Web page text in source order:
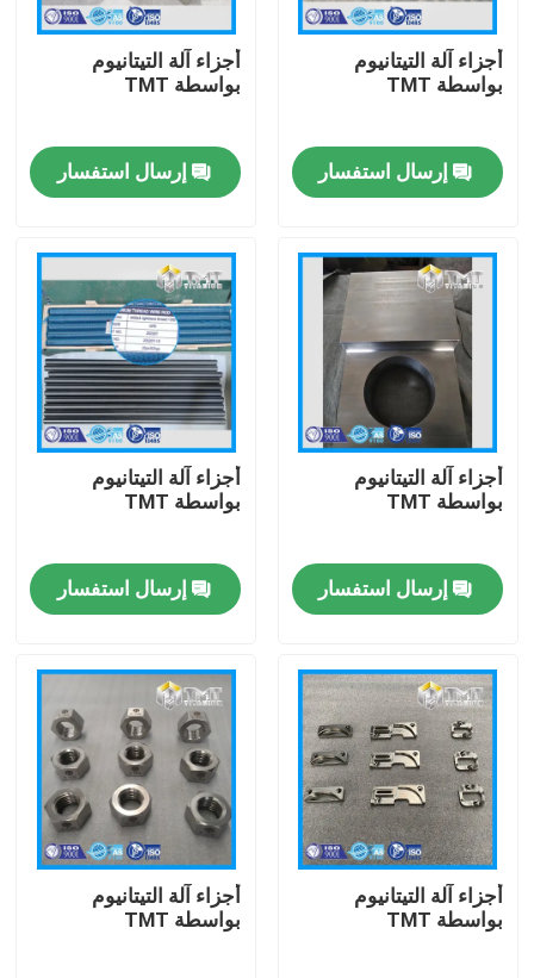
منزل
المنتجات
أشرطة فيديو
حول بنا
جولة في المعمل
ضبط الجودة
اتصل بنا
طلب اقتباس
تيتانيوم بار
أجزاء آلة التيتانيوم
بواسطة TMT
إرسال استفسار
أجزاء آلة التيتانيوم
بواسطة TMT
إرسال استفسار
أجزاء آلة التيتانيوم
بواسطة TMT
إرسال استفسار
أجزاء آلة التيتانيوم
بواسطة TMT
إرسال استفسار
أجزاء آلة التيتانيوم
بواسطة TMT
أجزاء آلة التيتانيوم
بواسطة TMT